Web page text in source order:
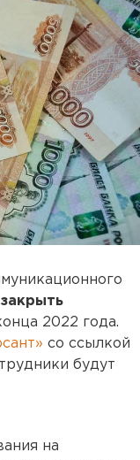
закрыть
2022 года.
со ссылкой
будут
на